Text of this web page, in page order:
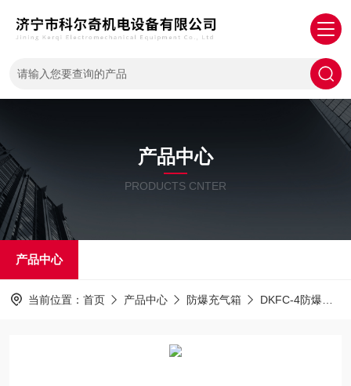
产品中心
PRODUCTS CNTER
产品中心
当前位置： 首页 产品中心 防爆充气箱 DKFC-4防爆充气箱